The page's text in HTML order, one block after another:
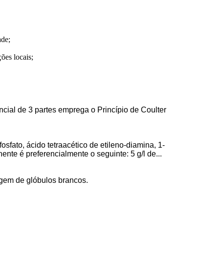
locais;
de 3 partes emprega o Princípio de Coulter
ácido tetraacético de etileno-diamina, 1-
é preferencialmente o seguinte: 5 g/l de...
de glóbulos brancos.